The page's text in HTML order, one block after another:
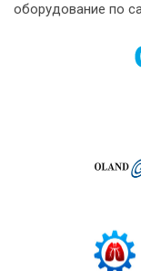
оборудование по